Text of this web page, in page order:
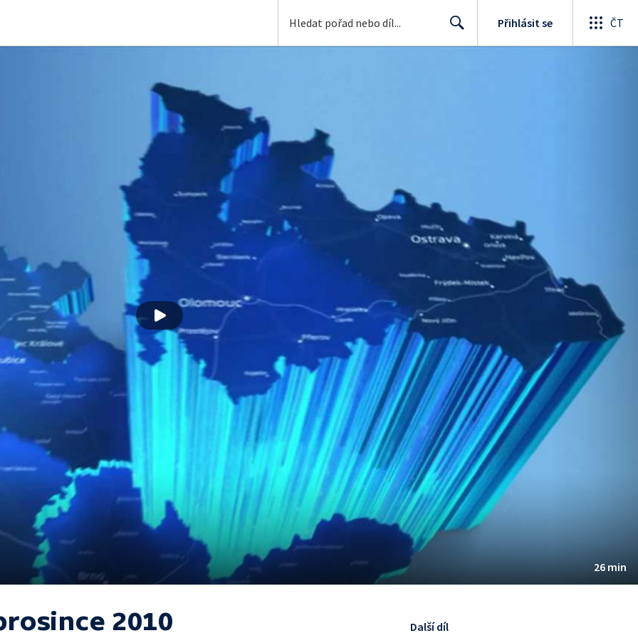
Search
Přihlásit se ČT
26 min
2010 Další díl